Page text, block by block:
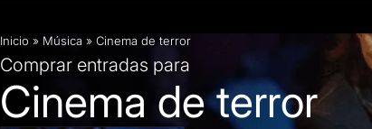
Inicio » Música » Cinema de terror
Comprar entradas para
Cinema de terror